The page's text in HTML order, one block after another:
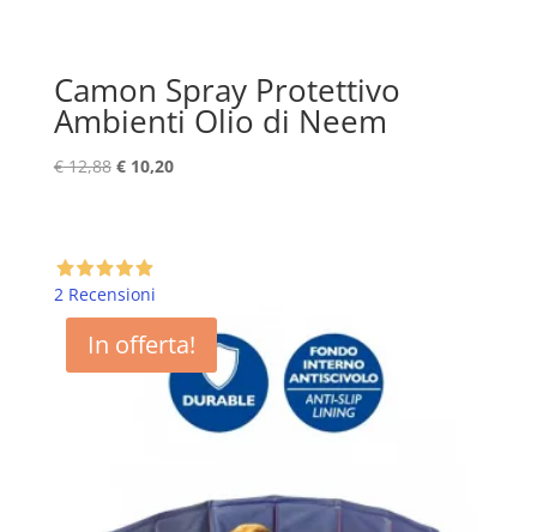
Camon Spray Protettivo
Ambienti Olio di Neem
€12,88 Il
€ 12,88.
€10,20Il
2 Recensioni
In offerta!